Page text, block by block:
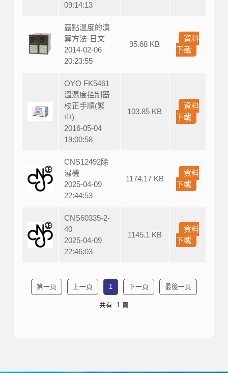
09:14:13
露點溫度的演
算方法-日文
2014-02-06
20:23:55
95.68 KB
資料
下載
OYO FK5461
溫濕度控制器
校正手順(繁
中)
2016-05-04
19:00:58
103.85 KB
資料
下載
CNS12492除
濕機
2025-04-09
22:44:53
1174.17 KB
資料
下載
CNS60335-2-
40
2025-04-09
22:46:03
1145.1 KB
資料
下載
第一頁 上一頁 1 下一頁 最後一頁
共有: 1 頁